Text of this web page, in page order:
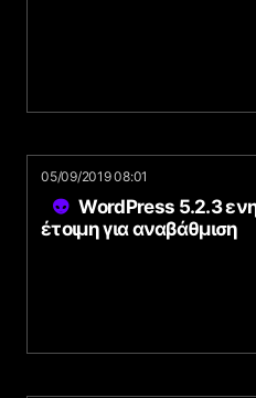
05/09/2019 08:01
WordPress 5.2.3
έτοιμη για αναβάθμιση